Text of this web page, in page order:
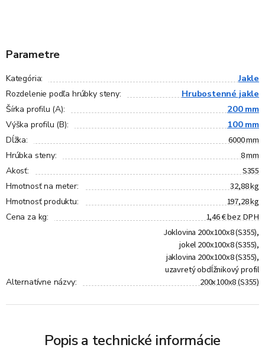
Parametre
Kategória: Jakle
Rozdelenie podľa hrúbky steny: Hrubostenné jakle
Šírka profilu (A): 200 mm
Výška profilu (B): 100 mm
Dĺžka: 6000 mm
Hrúbka steny: 8 mm
Akosť: S355
Hmotnosť na meter: 32,88 kg
Hmotnosť produktu: 197,28 kg
Cena za kg: 1,46 € bez DPH
Alternatívne názvy:
Joklovina 200x100x8 (S355),
jokel 200x100x8 (S355),
jaklovina 200x100x8 (S355),
uzavretý obdĺžnikový profil
200x100x8 (S355)
Popis a technické informácie